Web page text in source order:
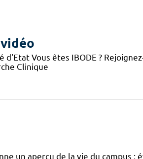
Vous êtes IBODE ?
Clinique
un aperçu de la vie du campus :